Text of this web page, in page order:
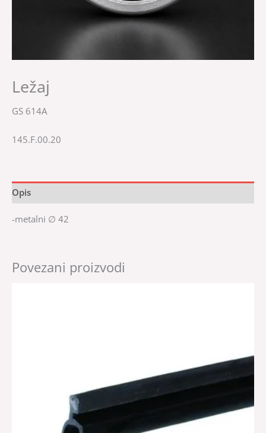
Ležaj
GS 614A
145.F.00.20
Opis
-metalni ∅ 42
Povezani proizvodi